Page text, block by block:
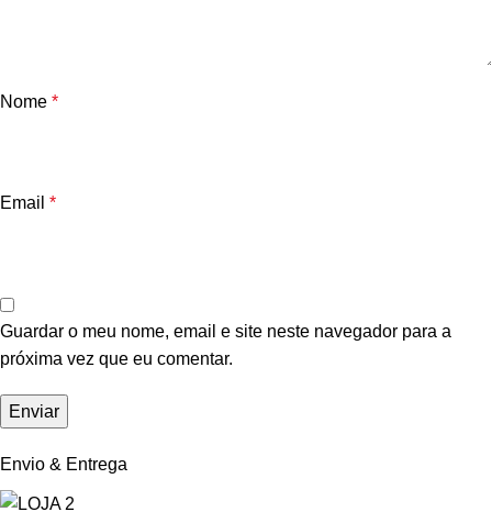
Nome *
Email *
Guardar o meu nome, email e site neste navegador para a
próxima vez que eu comentar.
Envio & Entrega